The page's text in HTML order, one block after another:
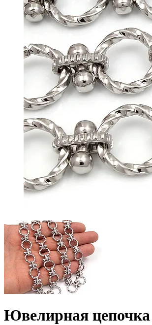
Ювелирная цепочка